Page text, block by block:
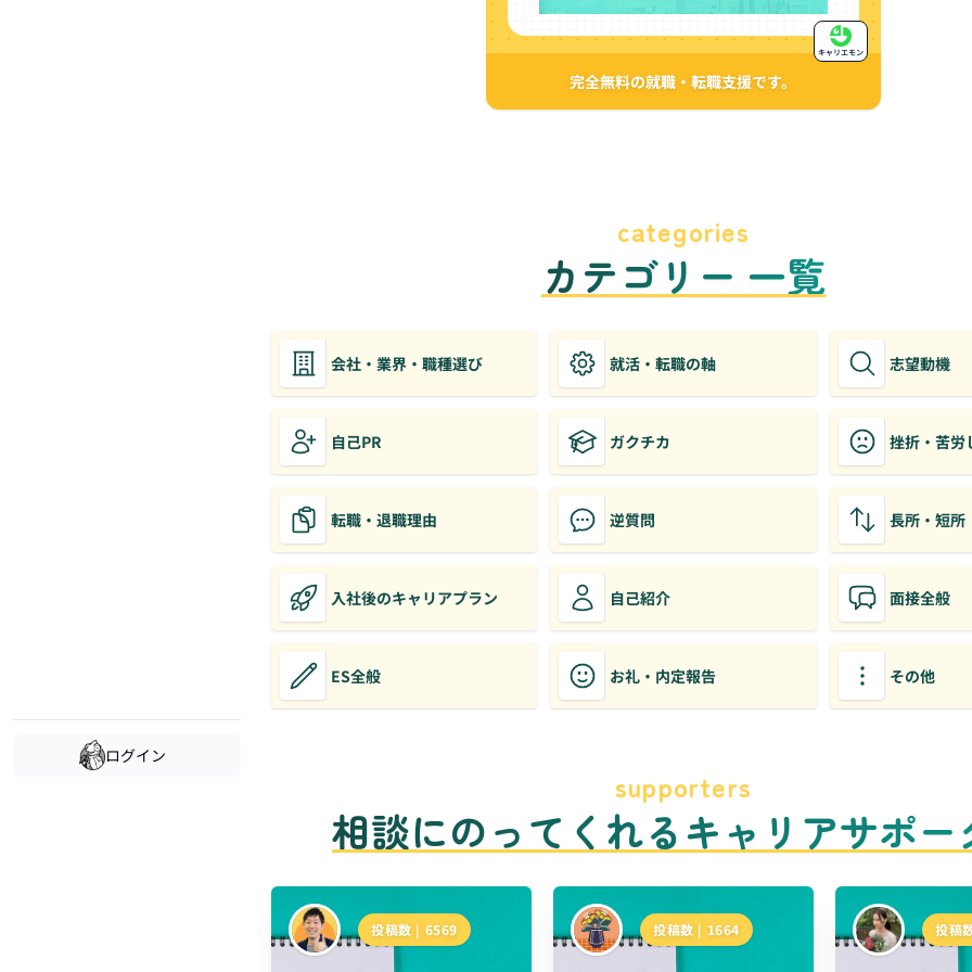
ログイン
完全無料の就職・転職支援です。
キャリエモン
categories
カテゴリー 一覧
会社・業界・職種選び 就活・転職の軸 志望動機
自己PR ガクチカ 挫折・苦労
転職・退職理由 逆質問 長所・短所
入社後のキャリアプラン 自己紹介 面接全般
ES全般 お礼・内定報告 その他
supporters
相談にのってくれるキャリアサポー
投稿数 | 6569 投稿数 | 1664 投稿